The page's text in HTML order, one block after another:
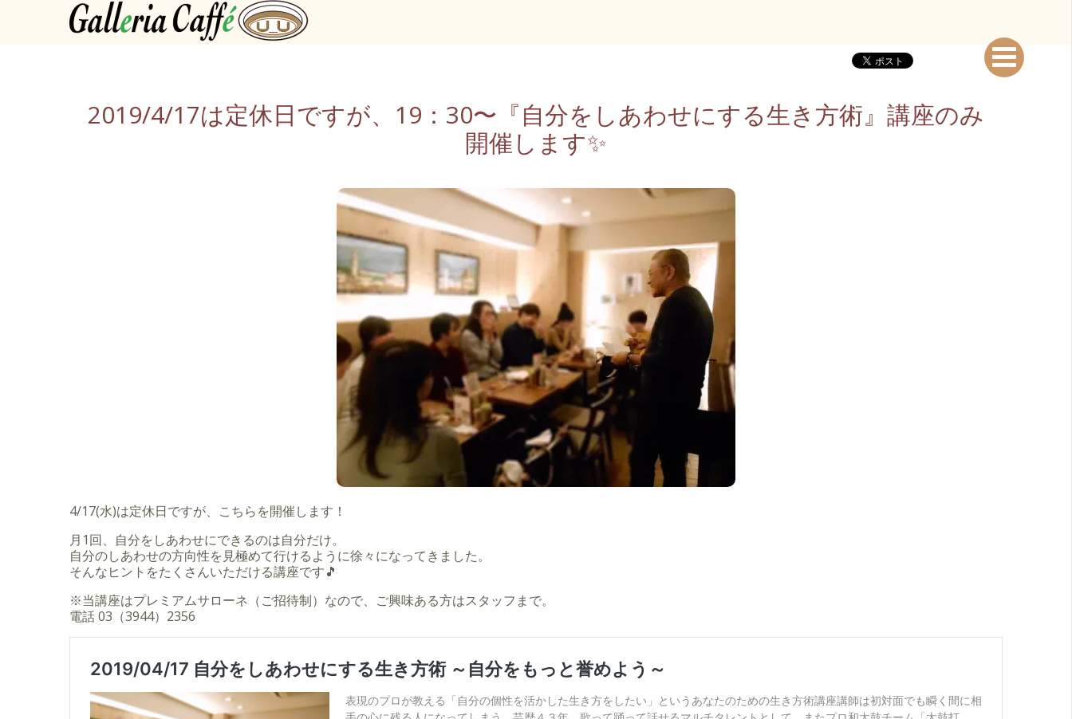
2019/4/17は定休日ですが、19：30〜『自分をしあわせにする生き方術』講座のみ
開催します✨
4/17(水)は定休日ですが、こちらを開催します！
月1回、自分をしあわせにできるのは自分だけ。
自分のしあわせの方向性を見極めて行けるように徐々になってきました。
そんなヒントをたくさんいただける講座です🎵
※当講座はプレミアムサローネ（ご招待制）なので、ご興味ある方はスタッフまで。
電話 03（3944）2356